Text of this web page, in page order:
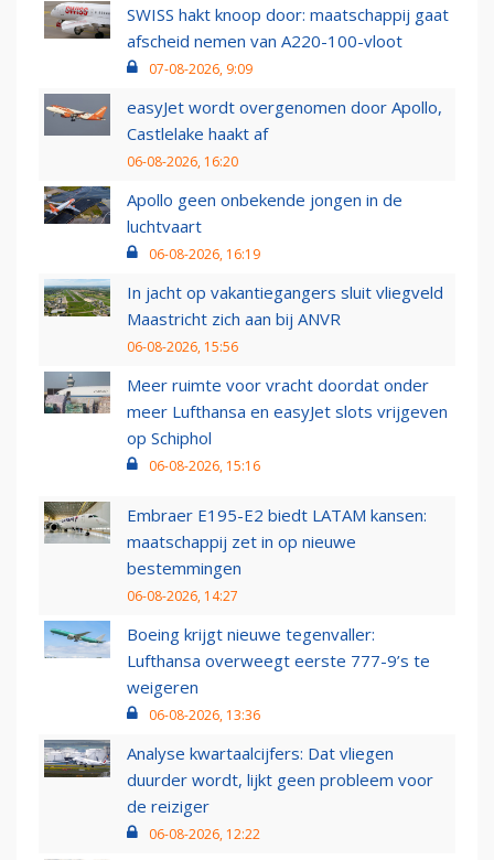
SWISS hakt knoop door: maatschappij gaat
afscheid nemen van A220-100-vloot
07-08-2026, 9:09
easyJet wordt overgenomen door Apollo,
Castlelake haakt af
06-08-2026, 16:20
Apollo geen onbekende jongen in de
luchtvaart
06-08-2026, 16:19
In jacht op vakantiegangers sluit vliegveld
Maastricht zich aan bij ANVR
06-08-2026, 15:56
Meer ruimte voor vracht doordat onder
meer Lufthansa en easyJet slots vrijgeven
op Schiphol
06-08-2026, 15:16
Embraer E195-E2 biedt LATAM kansen:
maatschappij zet in op nieuwe
bestemmingen
06-08-2026, 14:27
Boeing krijgt nieuwe tegenvaller:
Lufthansa overweegt eerste 777-9’s te
weigeren
06-08-2026, 13:36
Analyse kwartaalcijfers: Dat vliegen
duurder wordt, lijkt geen probleem voor
de reiziger
06-08-2026, 12:22